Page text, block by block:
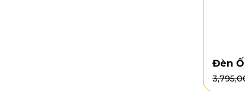
Đèn